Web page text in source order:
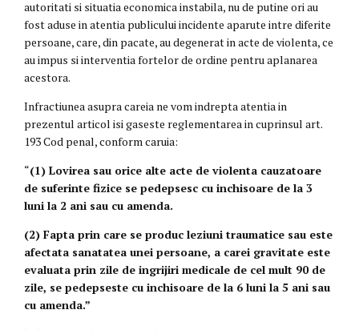
autoritati si situatia economica instabila, nu de putine ori au
fost aduse in atentia publicului incidente aparute intre diferite
persoane, care, din pacate, au degenerat in acte de violenta, ce
au impus si interventia fortelor de ordine pentru aplanarea
acestora.
Infractiunea asupra careia ne vom indrepta atentia in
prezentul articol isi gaseste reglementarea in cuprinsul art.
193 Cod penal, conform caruia:
“(1) Lovirea sau orice alte acte de violenta cauzatoare
de suferinte fizice se pedepsesc cu inchisoare de la 3
luni la 2 ani sau cu amenda.
(2) Fapta prin care se produc leziuni traumatice sau este
afectata sanatatea unei persoane, a carei gravitate este
evaluata prin zile de ingrijiri medicale de cel mult 90 de
zile, se pedepseste cu inchisoare de la 6 luni la 5 ani sau
cu amenda.”